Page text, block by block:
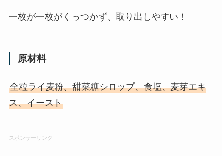
一枚が一枚がくっつかず、取り出しやすい！
原材料
全粒ライ麦粉、甜菜糖シロップ、食塩、麦芽エキ
ス、イースト
スポンサーリンク